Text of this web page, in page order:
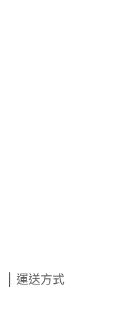
運送方式